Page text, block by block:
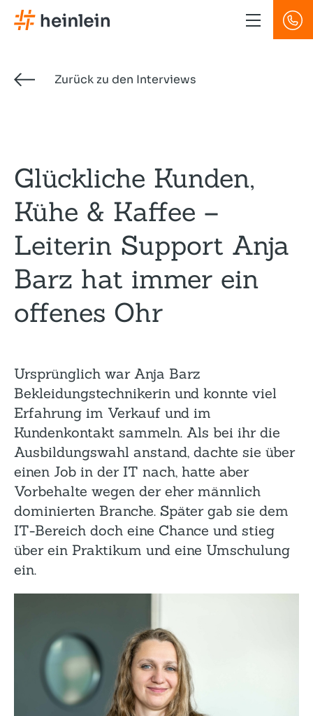
Direkt
zum
Zurück zu den Interviews
Glückliche Kunden,
Kühe & Kaffee –
Leiterin Support Anja
Barz hat immer ein
offenes Ohr
Ursprünglich war Anja Barz
Bekleidungstechnikerin und konnte viel
Erfahrung im Verkauf und im
Kundenkontakt sammeln. Als bei ihr die
Ausbildungswahl anstand, dachte sie über
einen Job in der IT nach, hatte aber
Vorbehalte wegen der eher männlich
dominierten Branche. Später gab sie dem
IT-Bereich doch eine Chance und stieg
über ein Praktikum und eine Umschulung
ein.